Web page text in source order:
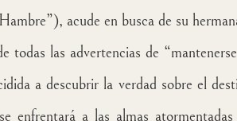
acude en busca de su
todas las advertencias de
a descubrir la verdad sobre el
enfrentará a las almas